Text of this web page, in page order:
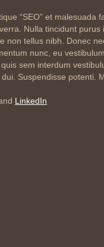
“SEO” et malesuada
Nulla tincidunt purus
non tellus nibh. Donec
nunc, eu
sem interdum
Suspendisse potenti.
LinkedIn